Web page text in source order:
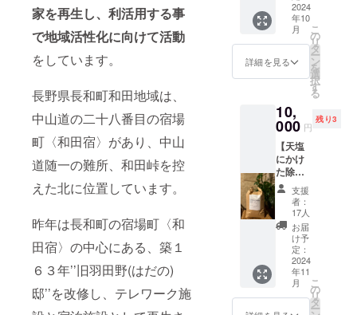
家を再生し、利活用する事
で地域活性化に向けて活動
をしています。
長野県長和町和田地域は、
中山道の二十八番目の宿場
町〈和田宿〉があり、中山
道随一の難所、和田峠を控
えた北に位置しています。
昨年は長和町の宿場町〈和
田宿〉の中心にある、築１
６３年’’旧羽田野(はだの)
邸’’を改修し、テレワーク施
待 ▼
軽食、
ドリン
クは、
こちら
≫
2024年
11月3日
（土）
13時～
19時
（出入
り自
由） ≪
会場≫
羽田
野ワー
クス
ペース
別邸
物群を
まわ
り、歴
史に触
れる街
アーで
す。 地
鮮な食
材を
使った
『花食
堂』さ
んの美
味しい
お弁当
もご用
意しま
す。
〈日
程〉
水嶺と
は・・
・日本
列島の
太平洋
側と日
かつ
「分水
界」で
す。日
本列島
では、
日本海
側と太
平洋側
に分か
れる分
水界
（嶺）
の連続
線を
「中央
2024
年10
月
詳細を見る
こ
の
リ
タ
ー
ン
を
選
択
す
る
10,
000 円
残り3
【天塩
にかけ
た除草
剤不使
用 は
ぜかけ
米 コシ
ヒカ
リ】 今
年収穫
した新
米をお
届けし
支援
者：
17人
お届
け予
定：
2024
年11
月
こ
の
リ
タ
ー